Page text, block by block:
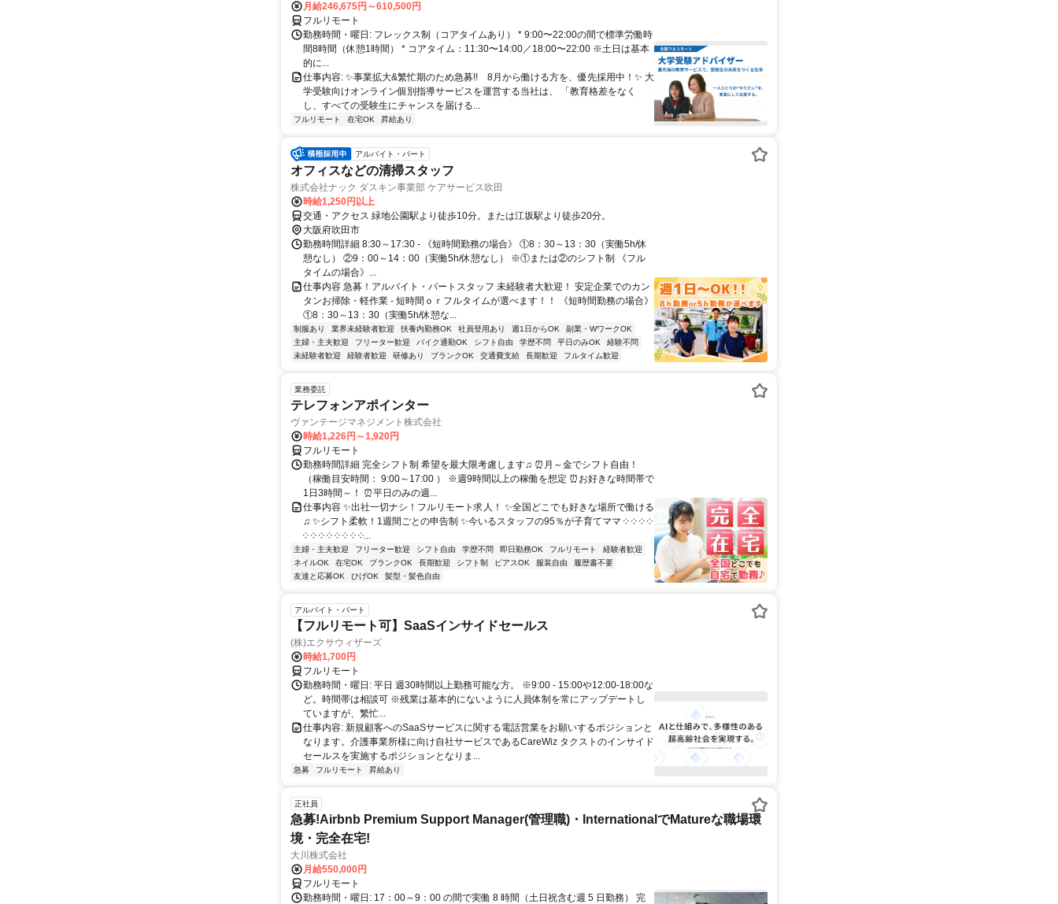
月給246,675円～610,500円
フルリモート
勤務時間・曜日: フレックス制（コアタイムあり） * 9:00〜22:00の間で標準労働時
間8時間（休憩1時間） * コアタイム：11:30〜14:00／18:00〜22:00 ※土日は基本
的に...
仕事内容: ✨️事業拡大&繁忙期のため急募!! 8月から働ける方を、優先採用中！✨️ 大
学受験向けオンライン個別指導サービスを運営する当社は、 「教育格差をなく
し、すべての受験生にチャンスを届ける...
フルリモート 在宅OK 昇給あり
アルバイト・パート
オフィスなどの清掃スタッフ
株式会社ナック ダスキン事業部 ケアサービス吹田
時給1,250円以上
交通・アクセス 緑地公園駅より徒歩10分。または江坂駅より徒歩20分。
大阪府吹田市
勤務時間詳細 8:30～17:30 - 《短時間勤務の場合》 ①8：30～13：30（実働5h/休
憩なし） ②9：00～14：00（実働5h/休憩なし） ※①または②のシフト制 《フル
タイムの場合》...
仕事内容 急募！アルバイト・パートスタッフ 未経験者大歓迎！ 安定企業でのカン
タンお掃除・軽作業 - 短時間ｏｒフルタイムが選べます！！ 《短時間勤務の場合》
①8：30～13：30（実働5h/休憩な...
制服あり 業界未経験者歓迎 扶養内勤務OK 社員登用あり 週1日からOK
副業・WワークOK
主婦・主夫歓迎
フリーター歓迎 バイク通勤OK シフト自由 学歴不問 平日のみOK
経験不問
未経験者歓迎
経験者歓迎 研修あり ブランクOK 交通費支給 長期歓迎 フルタイム歓迎
業務委託
テレフォンアポインター
ヴァンテージマネジメント株式会社
時給1,226円～1,920円
フルリモート
勤務時間詳細 完全シフト制 希望を最大限考慮します♫ ⏰月～金でシフト自由！
（稼働目安時間： 9:00～17:00 ） ※週9時間以上の稼働を想定 ⏰お好きな時間帯で
1日3時間～！ ⏰平日のみの週...
仕事内容 ✨出社一切ナシ！フルリモート求人！ ✨全国どこでも好きな場所で働ける
♫ ✨シフト柔軟！1週間ごとの申告制 ✨今いるスタッフの95％が子育てママ ༶ ༶ ༶ ༶
༶ ༶ ༶ ༶ ༶ ༶ ༶ ༶...
主婦・主夫歓迎 フリーター歓迎 シフト自由 学歴不問 即日勤務OK フルリモート
経験者歓迎
ネイルOK
在宅OK ブランクOK 長期歓迎 シフト制 ピアスOK 服装自由
履歴書不要
友達と応募OK
ひげOK 髪型・髪色自由
アルバイト・パート
【フルリモート可】SaaSインサイドセールス
(株)エクサウィザーズ
時給1,700円
フルリモート
勤務時間・曜日: 平日 週30時間以上勤務可能な方。 ※9:00 - 15:00や12:00-18:00な
ど。時間帯は相談可 ※残業は基本的にないように人員体制を常にアップデートし
ていますが、繁忙...
仕事内容: 新規顧客へのSaaSサービスに関する電話営業をお願いするポジションと
なります。介護事業所様に向け自社サービスであるCareWiz タクストのインサイド
セールスを実施するポジションとなりま...
急募 フルリモート 昇給あり
正社員
急募!Airbnb Premium Support Manager(管理職)・InternationalでMatureな職場環
境・完全在宅!
大川株式会社
月給550,000円
フルリモート
勤務時間・曜日: 17：00～9：00 の間で実働 8 時間（土日祝含む週 5 日勤務） 完